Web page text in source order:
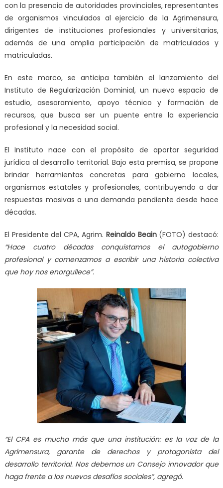
con la presencia de autoridades provinciales, representantes
de organismos vinculados al ejercicio de la Agrimensura,
dirigentes de instituciones profesionales y universitarias,
además de una amplia participación de matriculados y
matriculadas.
En este marco, se anticipa también el lanzamiento del
Instituto de Regularización Dominial, un nuevo espacio de
estudio, asesoramiento, apoyo técnico y formación de
recursos, que busca ser un puente entre la experiencia
profesional y la necesidad social.
El Instituto nace con el propósito de aportar seguridad
jurídica al desarrollo territorial. Bajo esta premisa, se propone
brindar herramientas concretas para gobierno locales,
organismos estatales y profesionales, contribuyendo a dar
respuestas masivas a una demanda pendiente desde hace
décadas.
El Presidente del CPA, Agrim. Reinaldo Beain(FOTO) destacó:
“Hace cuatro décadas conquistamos el autogobierno
profesional y comenzamos a escribir una historia colectiva
que hoy nos enorgullece”.
“El CPA es mucho más que una institución: es la voz de la
Agrimensura, garante de derechos y protagonista del
desarrollo territorial. Nos debemos un Consejo innovador que
haga frente a los nuevos desafíos sociales”, agregó.